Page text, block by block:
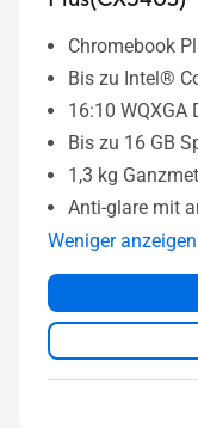
Chromebook
Bis zu Intel®
16:10 WQXGA
Bis zu 16 GB
1,3 kg
Anti-glare mit
Weniger anzeigen